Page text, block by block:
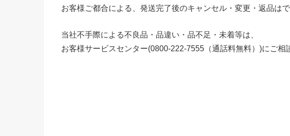
お客様ご都合による、発送完了後のキャンセル・変更・返品はで
当社不手際による不良品・品違い・品不足・未着等は、
お客様サービスセンター(0800-222-7555（通話料無料）)にご相